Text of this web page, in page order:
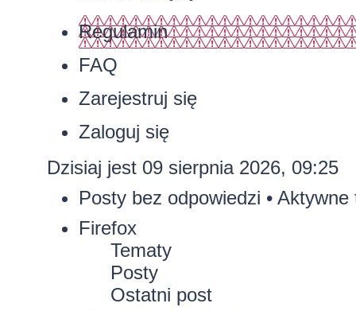
Regulamin
FAQ
Zarejestruj się
Zaloguj się
Dzisiaj jest 09 sierpnia 2026, 09:25
Posty bez odpowiedzi • Aktywne
Firefox
Tematy
Posty
Ostatni post